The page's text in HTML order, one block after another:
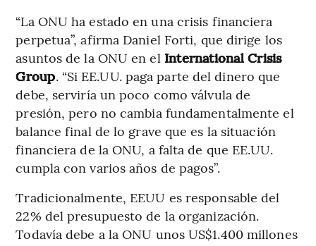
“La ONU ha estado en una crisis financiera
perpetua”, afirma Daniel Forti, que dirige los
asuntos de la ONU en el International Crisis
Group. “Si EE.UU. paga parte del dinero que
debe, serviría un poco como válvula de
presión, pero no cambia fundamentalmente el
balance final de lo grave que es la situación
financiera de la ONU, a falta de que EE.UU.
cumpla con varios años de pagos”.
Tradicionalmente, EEUU es responsable del
22% del presupuesto de la organización.
Todavía debe a la ONU unos US$1.400 millones